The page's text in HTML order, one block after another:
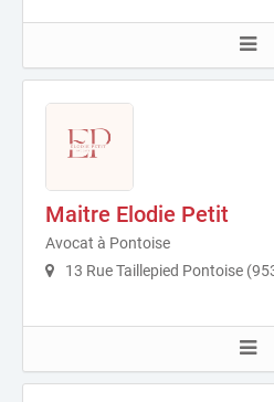
Maitre Elodie Petit
Avocat à Pontoise
13 Rue Taillepied Pontoise